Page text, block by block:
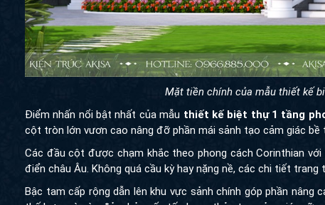
Mặt tiền chính của mẫu thiết kế
Điểm nhấn nổi bật nhất của mẫuthiết kế biệt thự 1 tầng
tròn lớn vươn cao nâng đỡ phần mái sảnh tạo cảm giác bề thế
Các đầu cột được chạm khắc theo phong cách Corinthian với
châu Âu. Không quá cầu kỳ hay nặng nề, các chi tiết trang trí